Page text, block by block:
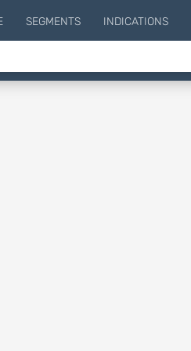
SEGMENTS INDICATIONS